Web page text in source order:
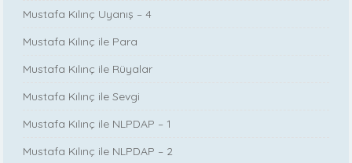
Mustafa Kılınç Uyanış – 4
Mustafa Kılınç ile Para
Mustafa Kılınç ile Rüyalar
Mustafa Kılınç ile Sevgi
Mustafa Kılınç ile NLPDAP – 1
Mustafa Kılınç ile NLPDAP – 2